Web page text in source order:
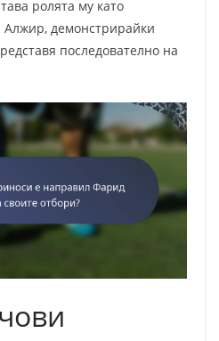
ролята му като
демонстрирайки
последователно на